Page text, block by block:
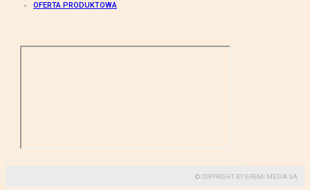
OFERTA PRODUKTOWA
© COPYRIGHT BY GREMI MEDIA SA